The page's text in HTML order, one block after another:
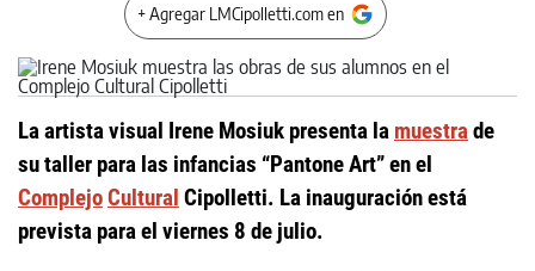
+ Agregar LMCipolletti.com en
La artista visual Irene Mosiuk presenta la muestrade
su taller para las infancias “Pantone Art” en el
ComplejoCultural Cipolletti. La inauguración está
prevista para el viernes 8 de julio.